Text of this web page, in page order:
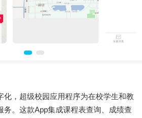
化，超级校园应用程序为在校学生和教
务。这款App集成课程表查询、成绩查